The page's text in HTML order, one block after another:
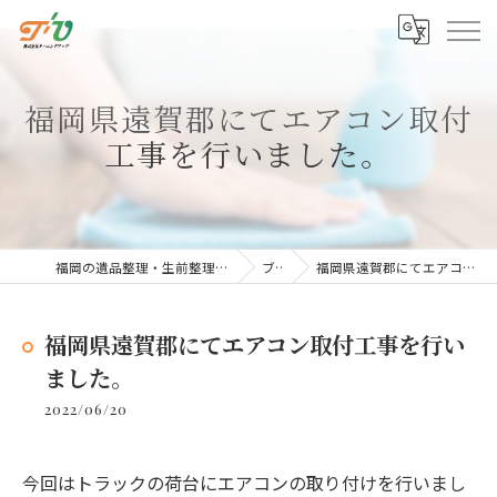
福岡県遠賀郡にてエアコン取付
工事を行いました。
福岡の遺品整理・生前整理は株式会社ターニングアップ ブログ 福岡県遠賀郡にてエアコン取付工事を行いました。
福岡県遠賀郡にてエアコン取付工事を行い
ました。
2022/06/20
今回はトラックの荷台にエアコンの取り付けを行いまし